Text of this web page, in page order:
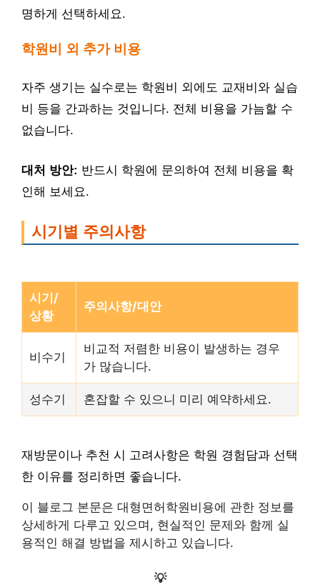
명하게 선택하세요.
학원비 외 추가 비용
자주 생기는 실수로는 학원비 외에도 교재비와 실습
비 등을 간과하는 것입니다. 전체 비용을 가늠할 수
없습니다.
대처 방안: 반드시 학원에 문의하여 전체 비용을 확
인해 보세요.
시기별 주의사항
시기/
상황
주의사항/대안
비수기
비교적 저렴한 비용이 발생하는 경우
가 많습니다.
성수기 혼잡할 수 있으니 미리 예약하세요.
재방문이나 추천 시 고려사항은 학원 경험담과 선택
한 이유를 정리하면 좋습니다.
이 블로그 본문은 대형면허학원비용에 관한 정보를
상세하게 다루고 있으며, 현실적인 문제와 함께 실
용적인 해결 방법을 제시하고 있습니다.
💡